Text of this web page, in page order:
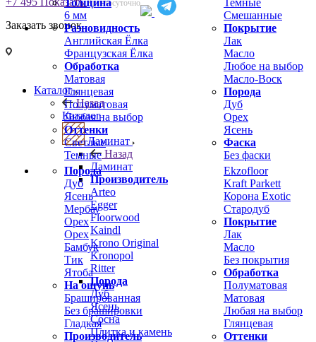
6 мм
Смешанные
Разновидность
Английская Ёлка
Французская Ёлка
Обработка
Матовая
Глянцевая
Полуматовая
Любая на выбор
Оттенки
Светлые
Темные
Покрытие
Лак
Масло
Любое на выбор
Масло-Воск
Порода
Дуб
Орех
Ясень
Фаска
Без фаски
Порода
Дуб
Ясень
Мербау
Орех
Орех
Бамбук
Тик
Ятоба
На ощупь
Брашированная
Без брашировки
Гладкая
Производитель
Ekzofloor
Kraft Parkett
Корона Exotic
Стародуб
Покрытие
Лак
Масло
Без покрытия
Обработка
Полуматовая
Матовая
Любая на выбор
Глянцевая
Оттенки
Круглосуточно
Заказать звонок
Каталог
Назад
Каталог
Ламинат
Назад
Ламинат
Производитель
Arteo
Egger
Floorwood
Kaindl
Krono Original
Kronopol
Ritter
Порода
Дуб
Ясень
Сосна
Плитка и камень